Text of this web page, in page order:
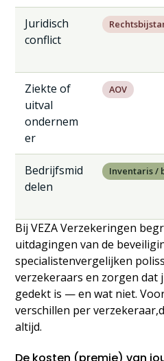
Juridisch
conflict
Ziekte of
uitval
ondernem
er
AOV
Bedrijfsmid
delen
Inventaris /
Bij VEZA Verzekeringen
uitdagingen van de
specialistenvergelijken
verzekeraars en zorgen dat
gedekt is — en wat niet.
verschillen per
altijd.